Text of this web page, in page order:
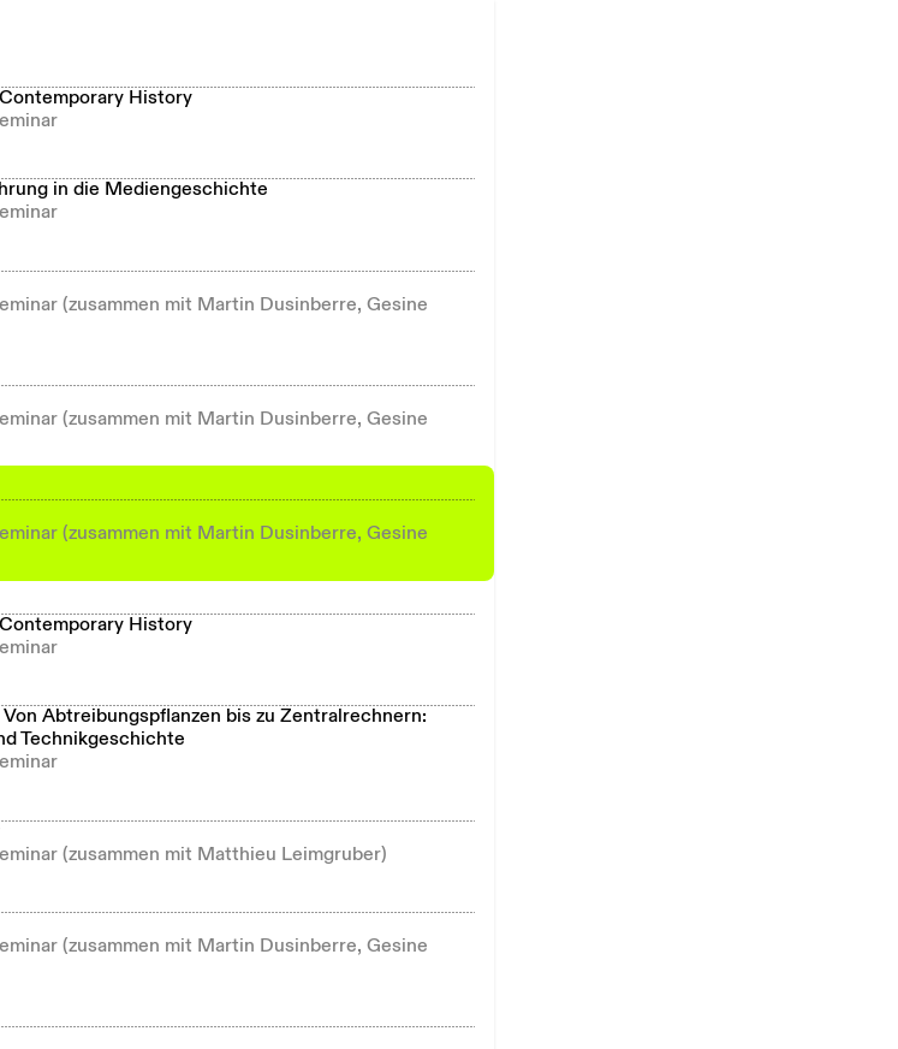
History
in die Mediengeschichte
(zusammen mit Martin Dusinberre, Gesine
(zusammen mit Martin Dusinberre, Gesine
(zusammen mit Martin Dusinberre, Gesine
History
Abtreibungspflanzen bis zu Zentralrechnern:
Technikgeschichte
(zusammen mit Matthieu Leimgruber)
(zusammen mit Martin Dusinberre, Gesine